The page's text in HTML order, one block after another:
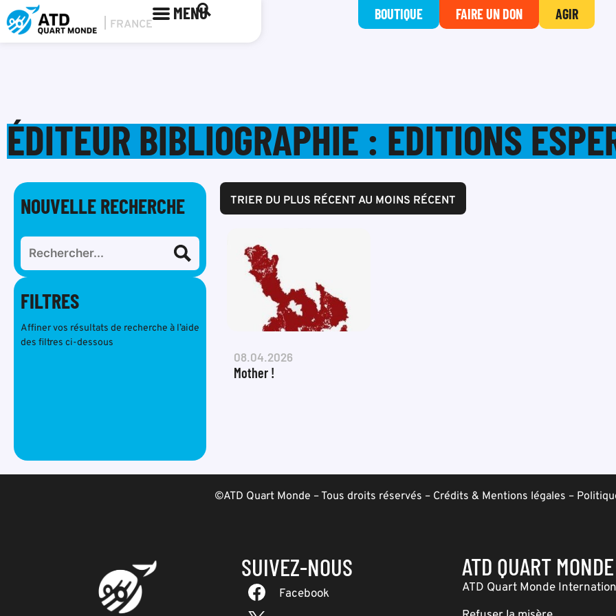
MENU BOUTIQUE FAIRE UN DON AGIR
ÉDITEUR BIBLIOGRAPHIE : EDITIONS
NOUVELLE RECHERCHE
FILTRES
Affiner vos résultats de recherche à l’aide
des filtres ci-dessous
TRIER DU PLUS RÉCENT AU MOINS RÉCENT
08.04.2026
Mother !
©ATD Quart Monde – Tous droits réservés – Crédits & Mentions légales –
SUIVEZ-NOUS
Facebook
ATD QUART MONDE
ATD Quart Monde